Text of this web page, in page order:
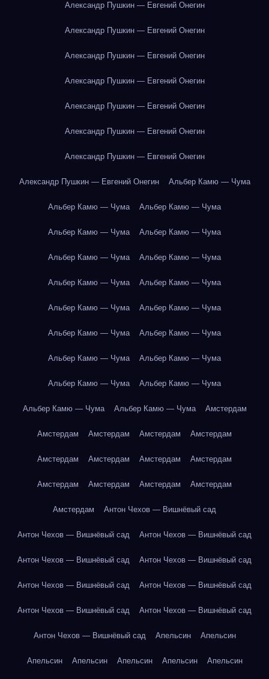
Александр Пушкин — Евгений Онегин
Александр Пушкин — Евгений Онегин
Александр Пушкин — Евгений Онегин
Александр Пушкин — Евгений Онегин
Александр Пушкин — Евгений Онегин
Александр Пушкин — Евгений Онегин
Александр Пушкин — Евгений Онегин
Александр Пушкин — Евгений Онегин Альбер Камю — Чума
Альбер Камю — Чума Альбер Камю — Чума
Альбер Камю — Чума Альбер Камю — Чума
Альбер Камю — Чума Альбер Камю — Чума
Альбер Камю — Чума Альбер Камю — Чума
Альбер Камю — Чума Альбер Камю — Чума
Альбер Камю — Чума Альбер Камю — Чума
Альбер Камю — Чума Альбер Камю — Чума
Альбер Камю — Чума Альбер Камю — Чума
Альбер Камю — Чума Альбер Камю — Чума Амстердам
Амстердам Амстердам Амстердам Амстердам
Амстердам Амстердам Амстердам Амстердам
Амстердам Амстердам Амстердам Амстердам
Амстердам Антон Чехов — Вишнёвый сад
Антон Чехов — Вишнёвый сад Антон Чехов — Вишнёвый сад
Антон Чехов — Вишнёвый сад Антон Чехов — Вишнёвый сад
Антон Чехов — Вишнёвый сад Антон Чехов — Вишнёвый сад
Антон Чехов — Вишнёвый сад Антон Чехов — Вишнёвый сад
Антон Чехов — Вишнёвый сад Апельсин Апельсин
Апельсин Апельсин Апельсин Апельсин Апельсин